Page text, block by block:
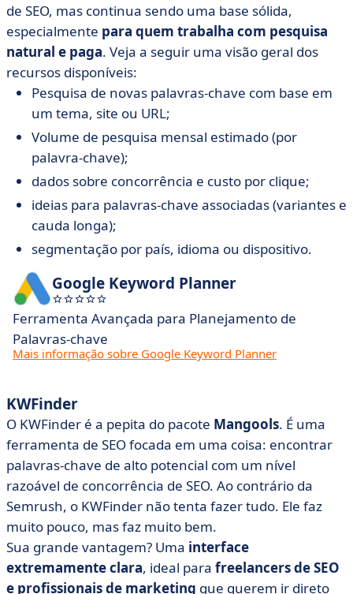
de SEO, mas continua sendo uma base sólida,
especialmente para quem trabalha com pesquisa
natural e paga. Veja a seguir uma visão geral dos
recursos disponíveis:
Pesquisa de novas palavras-chave com base em
um tema, site ou URL;
Volume de pesquisa mensal estimado (por
palavra-chave);
dados sobre concorrência e custo por clique;
ideias para palavras-chave associadas (variantes e
cauda longa);
segmentação por país, idioma ou dispositivo.
Google Keyword Planner
Ferramenta Avançada para Planejamento de
Palavras-chave
Mais informação sobre Google Keyword Planner
KWFinder
O KWFinder é a pepita do pacote Mangools. É uma
ferramenta de SEO focada em uma coisa: encontrar
palavras-chave de alto potencial com um nível
razoável de concorrência de SEO. Ao contrário da
Semrush, o KWFinder não tenta fazer tudo. Ele faz
muito pouco, mas faz muito bem.
Sua grande vantagem? Uma interface
extremamente clara, ideal para freelancers de SEO
e profissionais de marketing que querem ir direto